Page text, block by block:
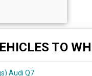
TO
Audi Q7